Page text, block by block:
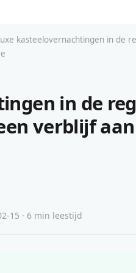
kasteelovernachtingen in de
in de
verblijf
15 · 6 min leestijd